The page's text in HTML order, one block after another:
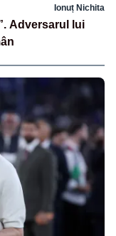
Ionuț Nichita
Adversarul lui